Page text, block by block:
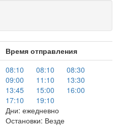
Время отправления
08:10 08:10
08:30
09:00
11:10
13:30
13:45
15:00
16:00
17:10
19:10
Дни: ежедневно
Остановки: Везде